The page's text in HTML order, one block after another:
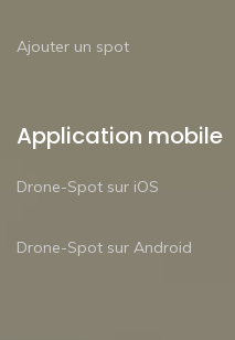
Ajouter un spot
Application mobile
Drone-Spot sur iOS
Drone-Spot sur Android